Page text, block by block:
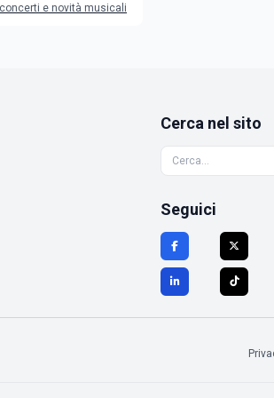
e novità musicali
Cerca nel sito
Seguici